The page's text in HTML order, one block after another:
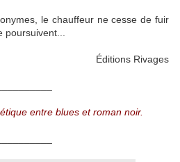
le chauffeur ne cesse de fuir
Éditions Rivages
entre blues et roman noir.